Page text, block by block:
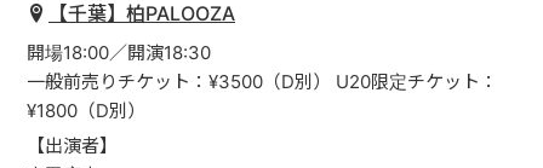
【千葉】柏PALOOZA
開場18:00／開演18:30
一般前売りチケット：¥3500（D別） U20限定チケット：
¥1800（D別）
【出演者】